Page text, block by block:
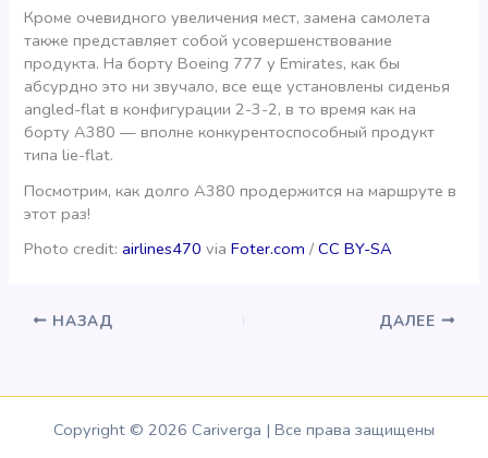
Кроме очевидного увеличения мест, замена самолета
также представляет собой усовершенствование
продукта. На борту Boeing 777 у Emirates, как бы
абсурдно это ни звучало, все еще установлены сиденья
angled-flat в конфигурации 2-3-2, в то время как на
борту A380 — вполне конкурентоспособный продукт
типа lie-flat.
Посмотрим, как долго А380 продержится на маршруте в
этот раз!
Photo credit:airlines470 viaFoter.com /CC BY-SA
НАЗАД ДАЛЕЕ
Copyright © 2026 Cariverga | Все права защищены